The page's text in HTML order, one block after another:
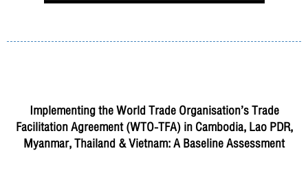
Implementing the World Trade Organisation’s Trade
Facilitation Agreement (WTO-TFA) in Cambodia, Lao PDR,
Myanmar, Thailand & Vietnam: A Baseline Assessment